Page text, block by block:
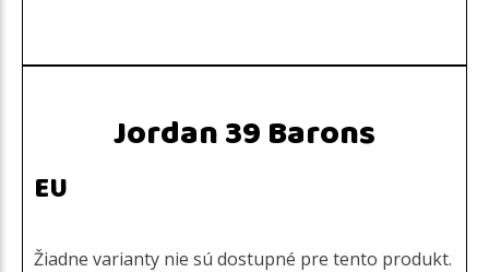
Jordan 39 Barons
EU
Žiadne varianty nie sú dostupné pre tento produkt.